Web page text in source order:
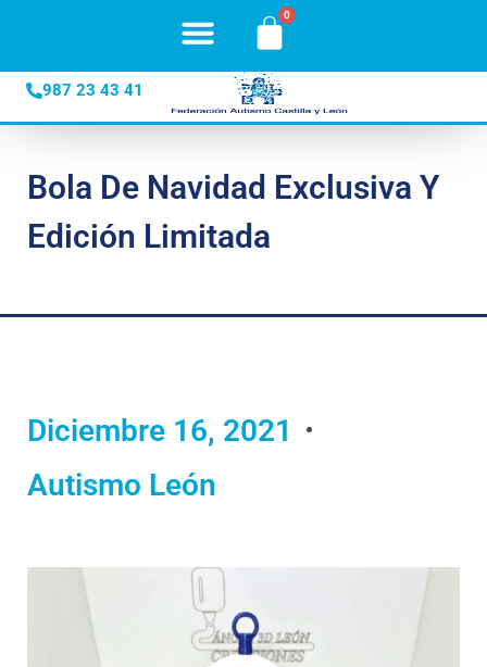
987 23 43 41
Bola De Navidad Exclusiva Y
Edición Limitada
Diciembre 16, 2021
Autismo León